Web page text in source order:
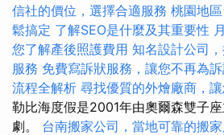
信社的價位，選擇合適服務 桃園地
鬆搞定 了解SEO是什麼及其重要性
您了解產後照護費用 知名設計公司
服務 免費寫訴狀服務，讓您不再為
流程全解析 尋找優質的外燴廠商，
勒比海度假是2001年由奧爾森雙子
劇。 台南搬家公司，當地可靠的搬